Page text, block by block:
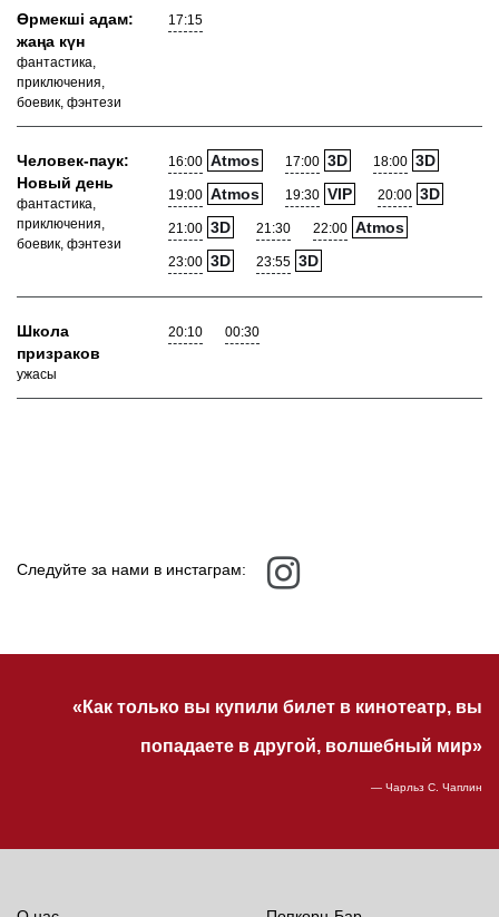
Өрмекші адам:
жаңа күн
фантастика,
приключения,
боевик, фэнтези
17:15
Человек-паук:
Новый день
фантастика,
приключения,
боевик, фэнтези
16:00 Atmos 17:00 3D 18:00 3D
19:00 Atmos 19:30 VIP 20:00 3D
21:00 3D 21:30 22:00 Atmos
23:00 3D 23:55 3D
Школа
призраков
ужасы
20:10 00:30
Следуйте за нами в инстаграм:
«Как только вы купили билет в кинотеатр, вы
попадаете в другой, волшебный мир»
— Чарльз С. Чаплин